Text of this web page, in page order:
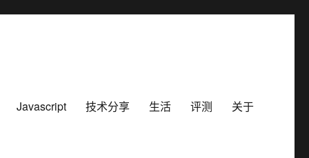
Javascript 技术分享 生活 评测 关于